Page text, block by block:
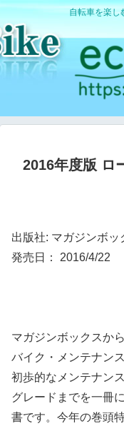
自転車を楽し
2016年度版 ロ
出版社: マガジンボッ
発売日： 2016/4/22
マガジンボックスか
バイク・メンテナン
初歩的なメンテナン
グレードまでを一冊
書です。今年の巻頭